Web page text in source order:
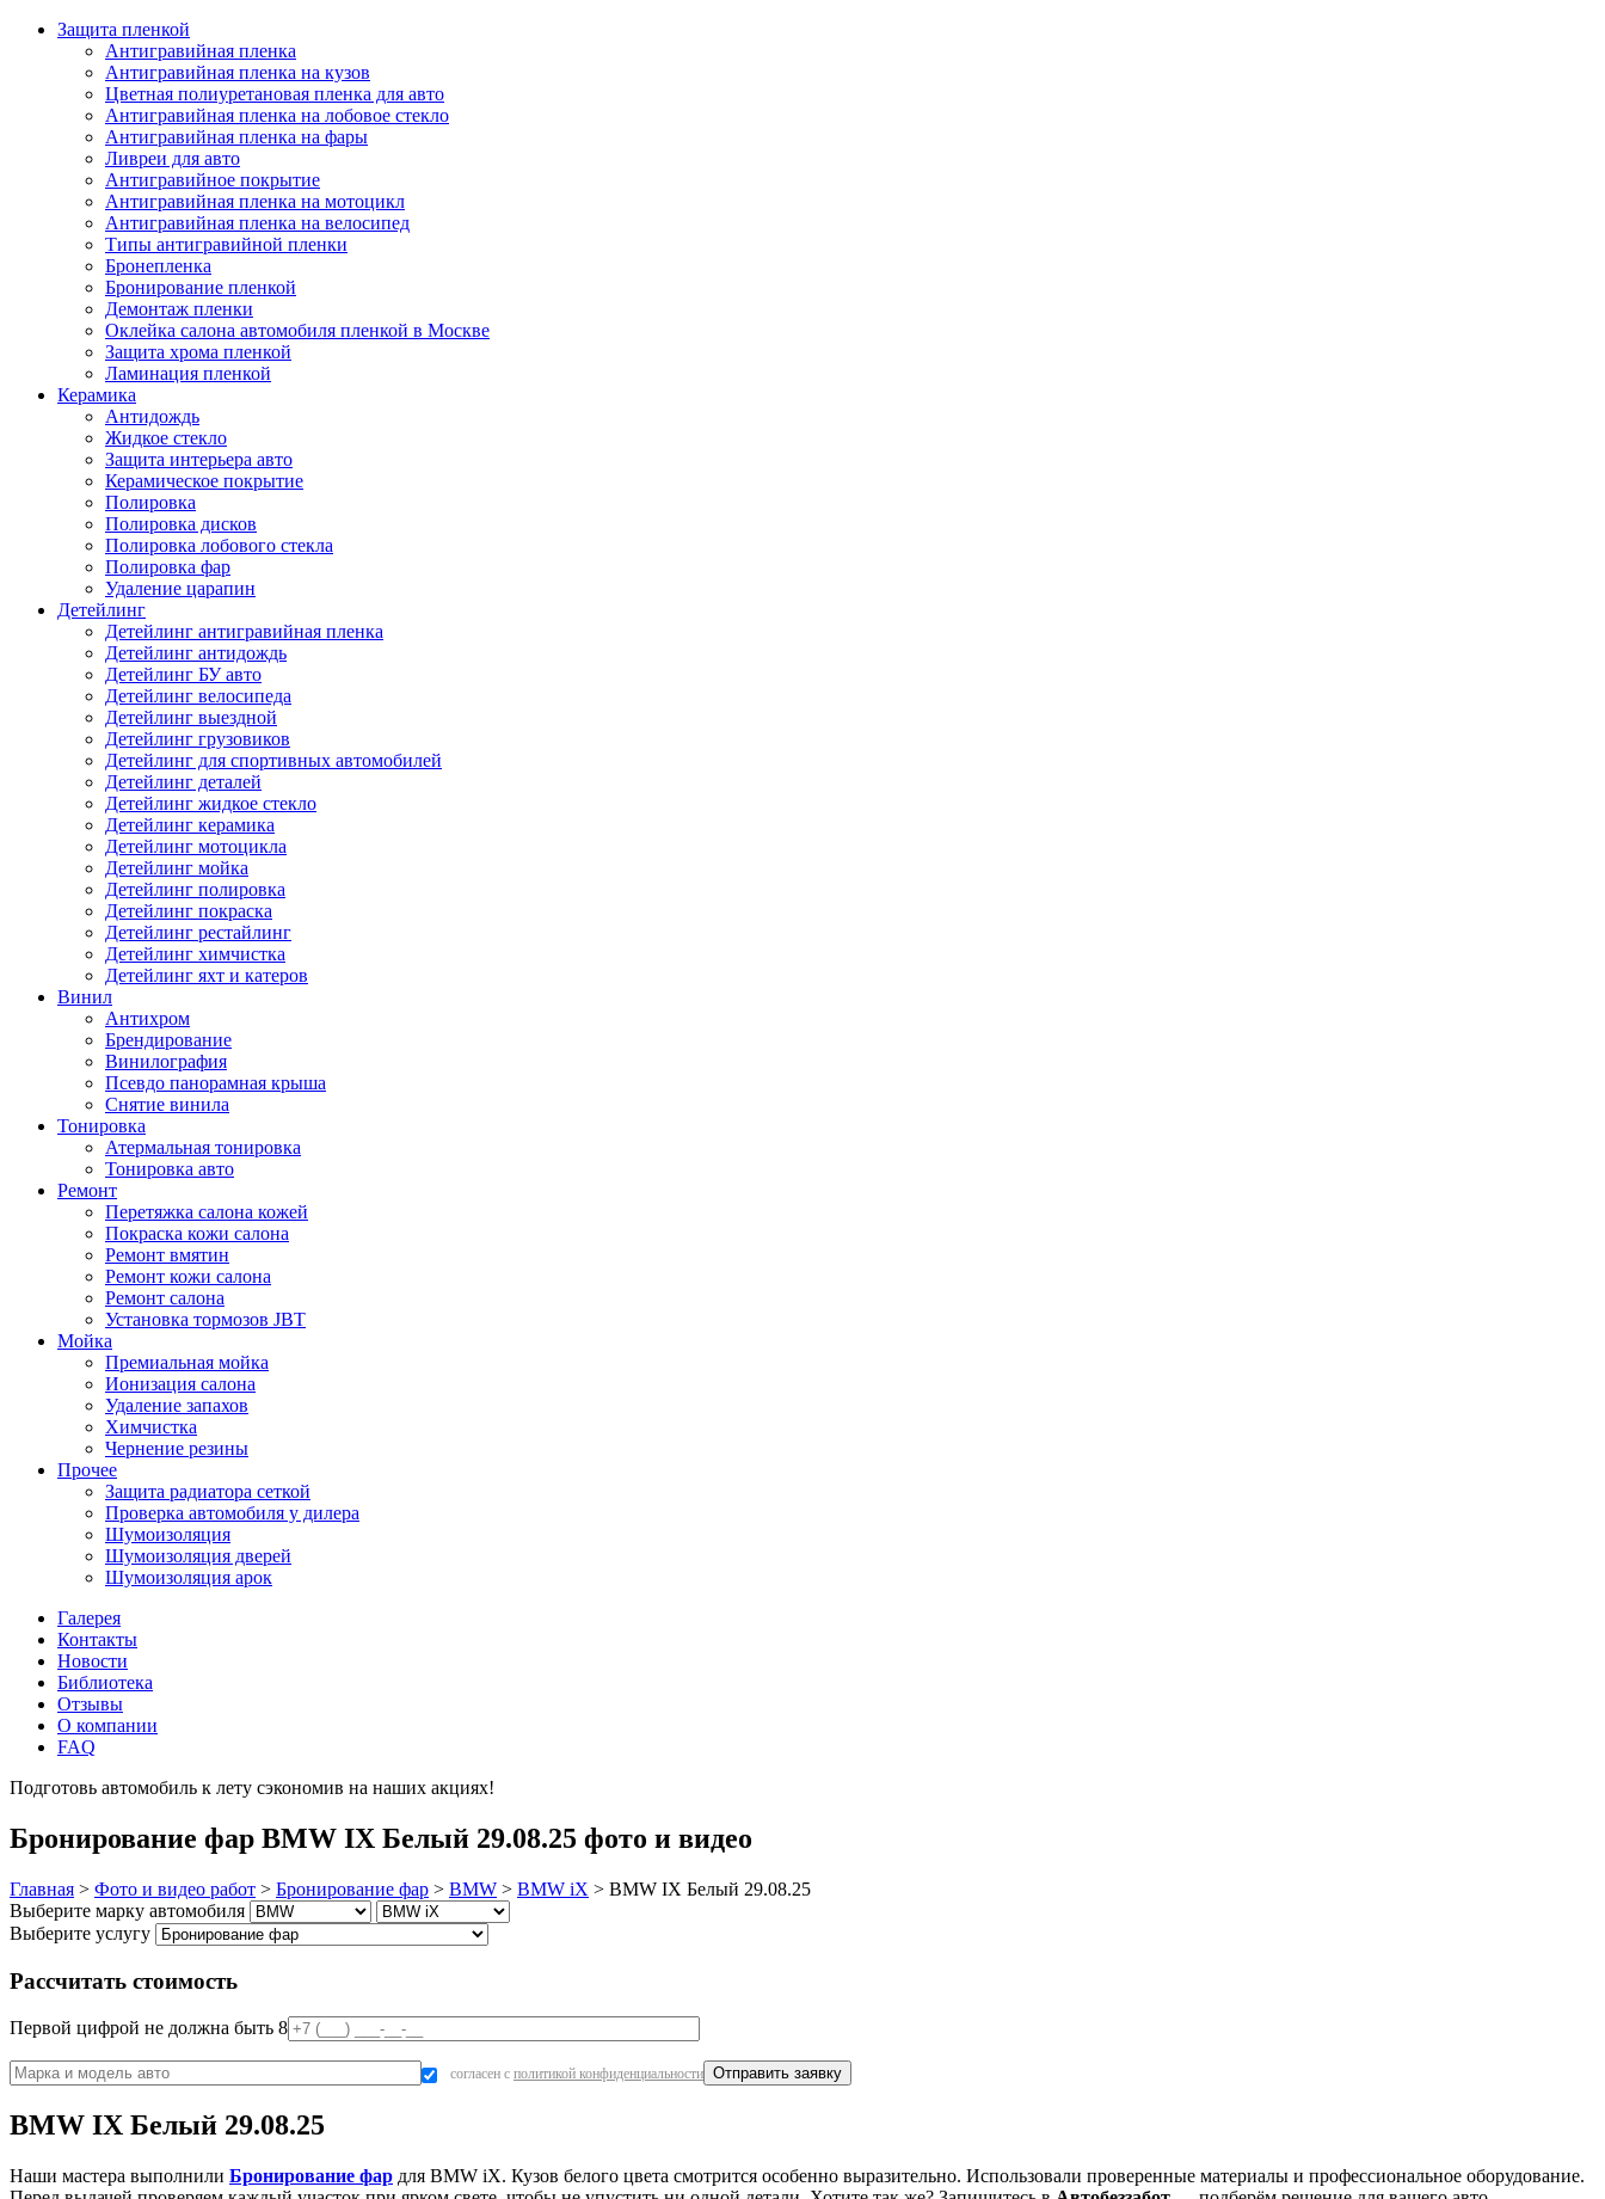
Защита пленкой
Антигравийная пленка
Антигравийная пленка на кузов
Цветная полиуретановая пленка для авто
Антигравийная пленка на лобовое стекло
Антигравийная пленка на фары
Ливреи для авто
Антигравийное покрытие
Антигравийная пленка на мотоцикл
Антигравийная пленка на велосипед
Типы антигравийной пленки
Бронепленка
Бронирование пленкой
Демонтаж пленки
Оклейка салона автомобиля пленкой в Москве
Защита хрома пленкой
Ламинация пленкой
Керамика
Антидождь
Жидкое стекло
Защита интерьера авто
Керамическое покрытие
Полировка
Полировка дисков
Полировка лобового стекла
Полировка фар
Удаление царапин
Детейлинг
Детейлинг антигравийная пленка
Детейлинг антидождь
Детейлинг БУ авто
Детейлинг велосипеда
Детейлинг выездной
Детейлинг грузовиков
Детейлинг для спортивных автомобилей
Детейлинг деталей
Детейлинг жидкое стекло
Детейлинг керамика
Детейлинг мотоцикла
Детейлинг мойка
Детейлинг полировка
Детейлинг покраска
Детейлинг рестайлинг
Детейлинг химчистка
Детейлинг яхт и катеров
Винил
Антихром
Брендирование
Винилография
Псевдо панорамная крыша
Снятие винила
Тонировка
Атермальная тонировка
Тонировка авто
Ремонт
Перетяжка салона кожей
Покраска кожи салона
Ремонт вмятин
Ремонт кожи салона
Ремонт салона
Установка тормозов JBT
Мойка
Премиальная мойка
Ионизация салона
Удаление запахов
Химчистка
Чернение резины
Прочее
Защита радиатора сеткой
Проверка автомобиля у дилера
Шумоизоляция
Шумоизоляция дверей
Шумоизоляция арок
Галерея
Контакты
Новости
Библиотека
Отзывы
О компании
FAQ
Подготовь автомобиль к лету сэкономив на наших акциях!
Бронирование фар BMW IX Белый 29.08.25 фото и видео
Главная > Фото и видео работ > Бронирование фар > BMW > BMW iX > BMW IX Белый 29.08.25
Выберите марку автомобиля
Выберите услугу
Рассчитать стоимость
Первой цифрой не должна быть 8
согласен с политикой конфиденциальности
BMW IX Белый 29.08.25
Наши мастера выполнили Бронирование фар для BMW iX. Кузов белого цвета смотрится особенно выразительно. Использовали проверенные материалы и профессиональное оборудование.